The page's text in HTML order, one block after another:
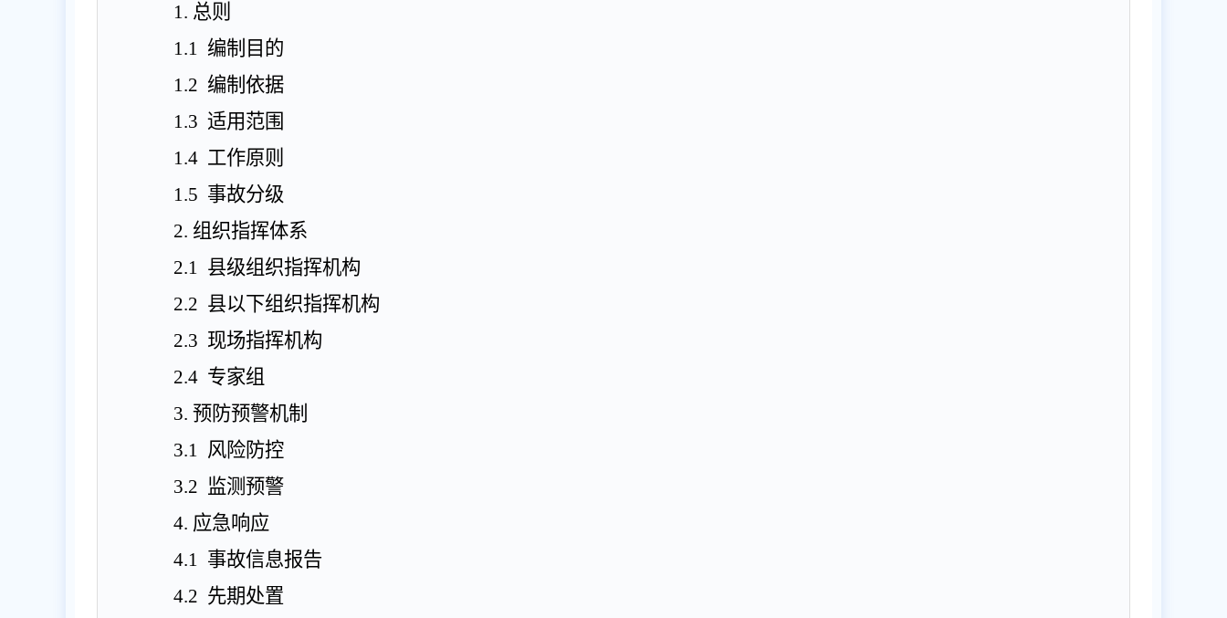
1. 总则
1.1 编制目的
1.2 编制依据
1.3 适用范围
1.4 工作原则
1.5 事故分级
2. 组织指挥体系
2.1 县级组织指挥机构
2.2 县以下组织指挥机构
2.3 现场指挥机构
2.4 专家组
3. 预防预警机制
3.1 风险防控
3.2 监测预警
4. 应急响应
4.1 事故信息报告
4.2 先期处置